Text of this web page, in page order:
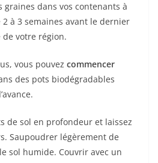
graines dans vos contenants à
2 à 3 semaines avant le dernier
votre région.
vous pouvez commencer
des pots biodégradables
de sol en profondeur et laissez
Saupoudrer légèrement de
sol humide. Couvrir avec un